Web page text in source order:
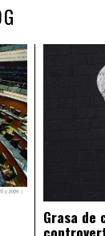
Grasa de